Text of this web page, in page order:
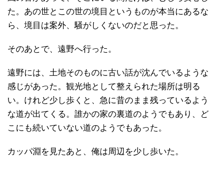
た。あの世とこの世の境目というものが本当にあるな
ら、境目は案外、騒がしくないのだと思った。
そのあとで、遠野へ行った。
遠野には、土地そのものに古い話が沈んでいるような
感じがあった。観光地として整えられた場所は明る
い。けれど少し歩くと、急に昔のまま残っているよう
な道が出てくる。誰かの家の裏道のようでもあり、ど
こにも続いていない道のようでもあった。
カッパ淵を見たあと、俺は周辺を少し歩いた。